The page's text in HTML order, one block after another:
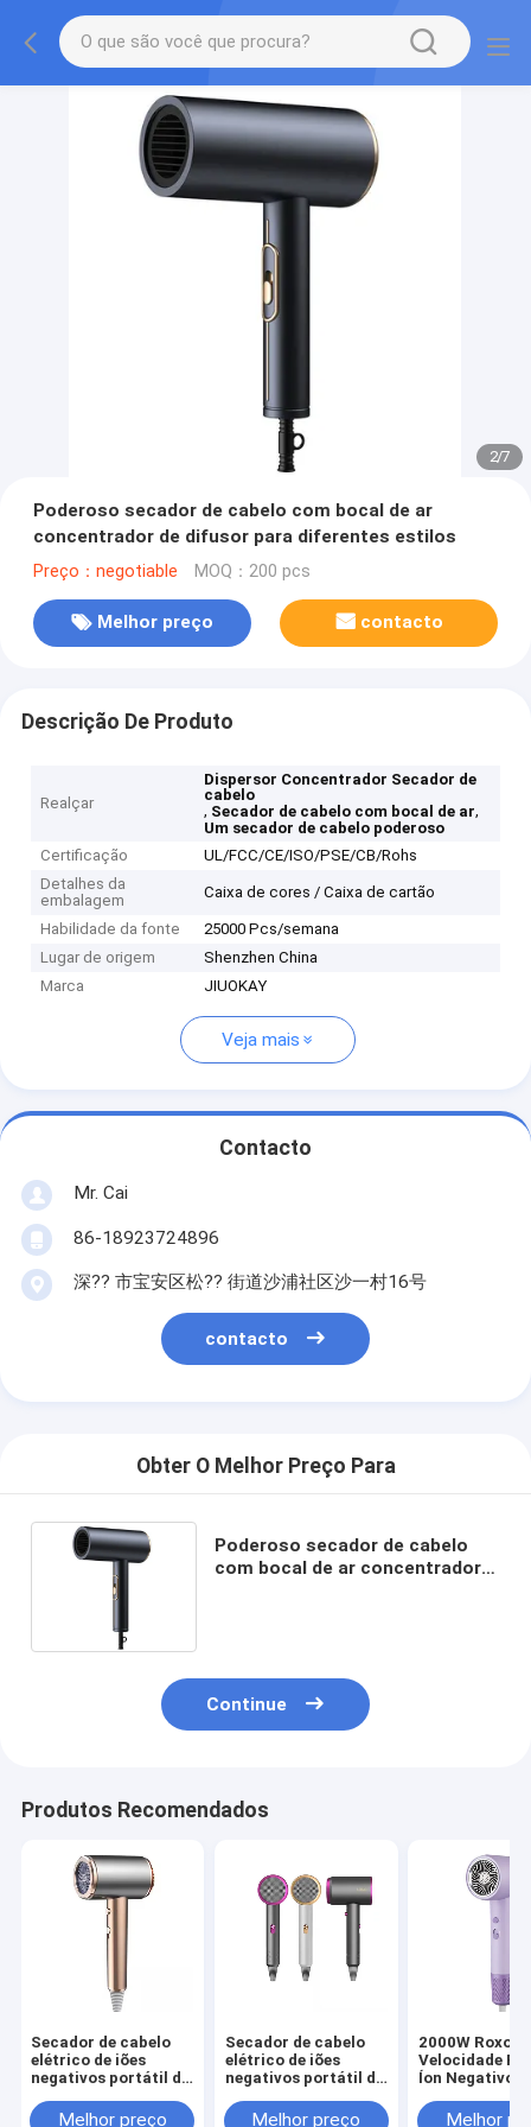
2/7
Poderoso secador de cabelo com bocal de ar
concentrador de difusor para diferentes estilos
Preço：negotiable MOQ：200 pcs
Melhor preço contacto
Descrição De Produto
Realçar
Dispersor Concentrador Secador de
cabelo
, Secador de cabelo com bocal de ar,
Um secador de cabelo poderoso
Certificação
UL/FCC/CE/ISO/PSE/CB/Rohs
Detalhes da
embalagem
Caixa de cores / Caixa de cartão
Habilidade da fonte
25000 Pcs/semana
Lugar de origem
Shenzhen China
Marca
JIUOKAY
Veja mais
Contacto
Mr. Cai
86-18923724896
深?? 市宝安区松?? 街道沙浦社区沙一村16号
contacto
Obter O Melhor Preço Para
Poderoso secador de cabelo
com bocal de ar concentrador
Continue
Produtos Recomendados
Secador de cabelo
elétrico de iões
negativos portátil de
1500W para
Melhor preço
Secador de cabelo
elétrico de iões
negativos portátil de
1500W para
Melhor preço
2000W Roxo
Velocidade
Íon Negativo
Temperatura
Melhor